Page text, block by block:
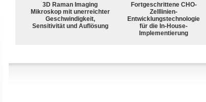
3D Raman Imaging
Mikroskop mit unerreichter
Geschwindigkeit,
Sensitivität und Auflösung
Fortgeschrittene CHO-
Zelllinien-
Entwicklungstechnologie
für die In-House-
Implementierung